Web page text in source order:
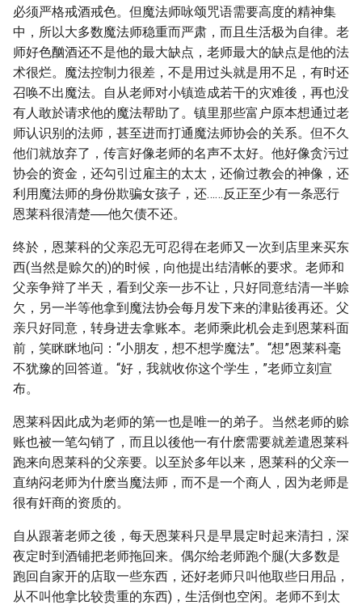
必须严格戒酒戒色。但魔法师咏颂咒语需要高度的精神集
中，所以大多数魔法师稳重而严肃，而且生活极为自律。老
师好色酗酒还不是他的最大缺点，老师最大的缺点是他的法
术很烂。魔法控制力很差，不是用过头就是用不足，有时还
召唤不出魔法。自从老师对小镇造成若干的灾难後，再也没
有人敢於请求他的魔法帮助了。镇里那些富户原本想通过老
师认识别的法师，甚至进而打通魔法师协会的关系。但不久
他们就放弃了，传言好像老师的名声不太好。他好像贪污过
协会的资金，还勾引过雇主的太太，还偷过教会的神像，还
利用魔法师的身份欺骗女孩子，还……反正至少有一条恶行
恩莱科很清楚──他欠债不还。
终於，恩莱科的父亲忍无可忍得在老师又一次到店里来买东
西(当然是赊欠的)的时候，向他提出结清帐的要求。老师和
父亲争辩了半天，看到父亲一步不让，只好同意结清一半赊
欠，另一半等他拿到魔法协会每月发下来的津贴後再还。父
亲只好同意，转身进去拿账本。老师乘此机会走到恩莱科面
前，笑眯眯地问：“小朋友，想不想学魔法”。“想”恩莱科毫
不犹豫的回答道。“好，我就收你这个学生，”老师立刻宣
布。
恩莱科因此成为老师的第一也是唯一的弟子。当然老师的赊
账也被一笔勾销了，而且以後他一有什麽需要就差遣恩莱科
跑来向恩莱科的父亲要。以至於多年以来，恩莱科的父亲一
直纳闷老师为什麽当魔法师，而不是一个商人，因为老师是
很有奸商的资质的。
自从跟著老师之後，每天恩莱科只是早晨定时起来清扫，深
夜定时到酒铺把老师拖回来。偶尔给老师跑个腿(大多数是
跑回自家开的店取一些东西，还好老师只叫他取些日用品，
从不叫他拿比较贵重的东西)，生活倒也空闲。老师不到太